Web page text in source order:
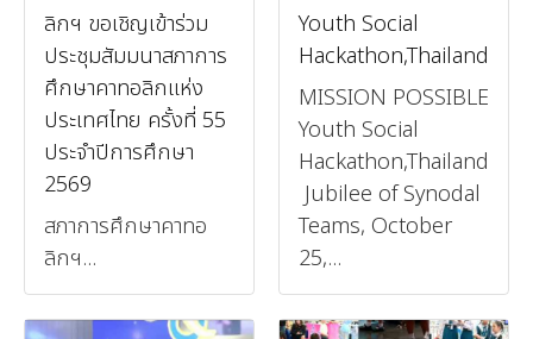
ลิกฯ ขอเชิญเข้าร่วม
ประชุมสัมมนาสภาการ
ศึกษาคาทอลิกแห่ง
ประเทศไทย ครั้งที่ 55
ประจำปีการศึกษา
2569
สภาการศึกษาคาทอ
ลิกฯ...
Youth Social
Hackathon,Thailand
MISSION POSSIBLE
Youth Social
Hackathon,Thailand
Jubilee of Synodal
Teams, October
25,...